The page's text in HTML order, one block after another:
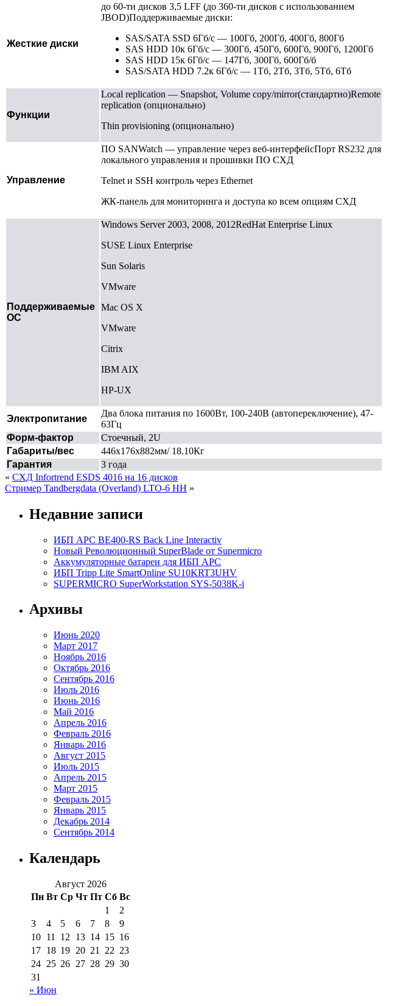
Жесткие диски
до 60-ти дисков 3,5 LFF (до 360-ти дисков с использованием
JBOD)Поддерживаемые диски:
SAS/SATA SSD 6Гб/с — 100Гб, 200Гб, 400Гб, 800Гб
SAS HDD 10к 6Гб/с — 300Гб, 450Гб, 600Гб, 900Гб, 1200Гб
SAS HDD 15к 6Гб/с — 147Гб, 300Гб, 600Гб/б
SAS/SATA HDD 7.2к 6Гб/с — 1Тб, 2Тб, 3Тб, 5Тб, 6Тб
Функции
Local replication — Snapshot, Volume copy/mirror(стандартно)Remote
replication (опционально)
Thin provisioning (опционально)
Управление
ПО SANWatch — управление через веб-интерфейсПорт RS232 для
локального управления и прошивки ПО СХД
Telnet и SSH контроль через Ethernet
ЖК-панель для мониторинга и доступа ко всем опциям СХД
Поддерживаемые
ОС
Windows Server 2003, 2008, 2012RedHat Enterprise Linux
SUSE Linux Enterprise
Sun Solaris
VMware
Mac OS X
VMware
Citrix
IBM AIX
HP-UX
Электропитание
Два блока питания по 1600Вт, 100-240В (автопереключение), 47-
63Гц
Форм-фактор
Стоечный, 2U
Габариты/вес
446x176x882мм/ 18.10Кг
Гарантия
3 года
« СХД Infortrend ESDS 4016 на 16 дисков
Стример Tandbergdata (Overland) LTO-6 HH »
Недавние записи
ИБП APC BE400-RS Back Line Interactiv
Новый Революционный SuperBlade от Supermicro
Аккумуляторные батареи для ИБП APC
ИБП Tripp Lite SmartOnline SU10KRT3UHV
SUPERMICRO SuperWorkstation SYS-5038K-i
Архивы
Июнь 2020
Март 2017
Ноябрь 2016
Октябрь 2016
Сентябрь 2016
Июль 2016
Июнь 2016
Май 2016
Апрель 2016
Февраль 2016
Январь 2016
Август 2015
Июль 2015
Апрель 2015
Март 2015
Февраль 2015
Январь 2015
Декабрь 2014
Сентябрь 2014
Календарь
Август 2026
Пн Вт Ср Чт Пт Сб Вс
1
2
3
4 5 6 7 8
9
10 11 12 13 14 15 16
17 18 19 20 21 22 23
24 25 26 27 28 29 30
31
« Июн